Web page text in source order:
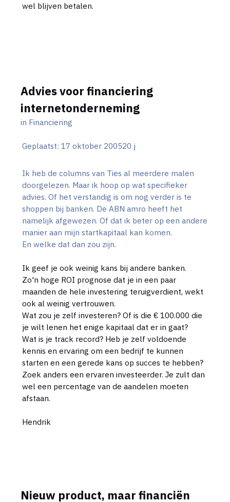
wel blijven betalen.
Advies voor financiering
internetonderneming
in Financiering
Geplaatst: 17 oktober 200520 j
Ik heb de columns van Ties al meerdere malen
doorgelezen. Maar ik hoop op wat specifieker
advies. Of het verstandig is om nog verder is te
shoppen bij banken. De ABN amro heeft het
namelijk afgewezen. Of dat ik beter op een andere
manier aan mijn startkapitaal kan komen.
En welke dat dan zou zijn.
Ik geef je ook weinig kans bij andere banken.
Zo'n hoge ROI prognose dat je in een paar
maanden de hele investering teruigverdient, wekt
ook al weinig vertrouwen.
Wat zou je zelf investeren? Of is die € 100.000 die
je wilt lenen het enige kapitaal dat er in gaat?
Wat is je track record? Heb je zelf voldoende
kennis en ervaring om een bedrijf te kunnen
starten en een gerede kans op succes te hebben?
Zoek anders een ervaren investeerder. Je zult dan
wel een percentage van de aandelen moeten
afstaan.
Hendrik
Nieuw product, maar financiën